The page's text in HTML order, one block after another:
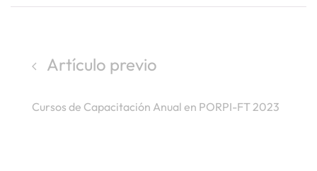
Artículo previo
Cursos de Capacitación Anual en PORPI-FT 2023